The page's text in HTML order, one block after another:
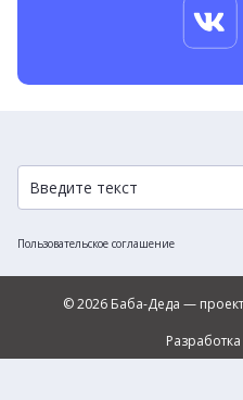
Пользовательское соглашение
© 2026 Баба-Деда —
Разработка